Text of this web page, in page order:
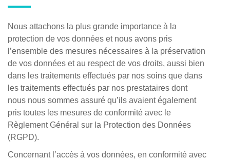
Nous attachons la plus grande importance à la
protection de vos données et nous avons pris
l’ensemble des mesures nécessaires à la préservation
de vos données et au respect de vos droits, aussi bien
dans les traitements effectués par nos soins que dans
les traitements effectués par nos prestataires dont
nous nous sommes assuré qu’ils avaient également
pris toutes les mesures de conformité avec le
Règlement Général sur la Protection des Données
(RGPD).
Concernant l’accès à vos données, en conformité avec